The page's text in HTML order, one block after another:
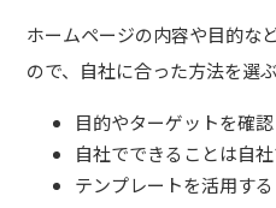
ホームページの内容や目的な
ので、自社に合った方法を選
目的やターゲットを確認
自社でできることは自
テンプレートを活用する